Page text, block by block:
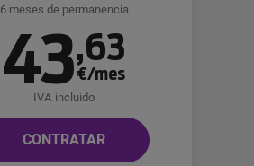
6 meses de permanencia
43,63
€/mes
IVA incluido
CONTRATAR